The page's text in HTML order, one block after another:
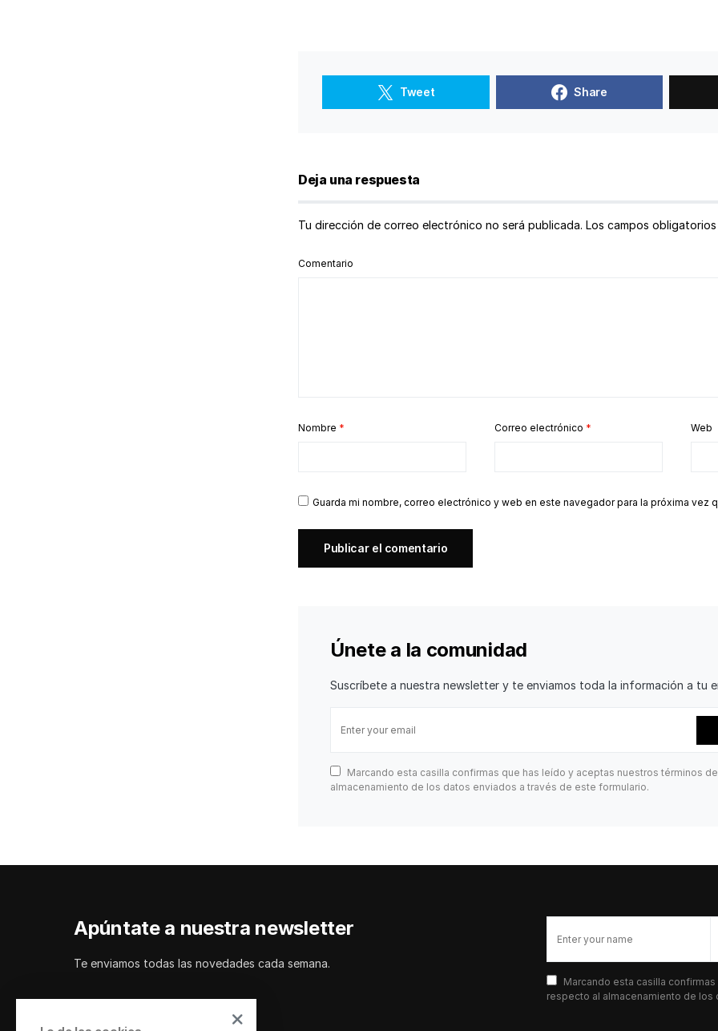
Tweet Share
Deja una respuesta
Tu dirección de correo electrónico no será publicada. Los campos
Comentario
Nombre * Correo electrónico * Web
Guarda mi nombre, correo electrónico y web en este navegador para la próxima vez
Únete a la comunidad
Suscríbete a nuestra newsletter y te enviamos toda la información a tu
Marcando esta casilla confirmas que has leído y aceptas nuestros términos
almacenamiento de los datos enviados a través de este formulario.
Apúntate a nuestra newsletter
Te enviamos todas las novedades cada semana.
Marcando esta casilla
respecto al almacenamiento de